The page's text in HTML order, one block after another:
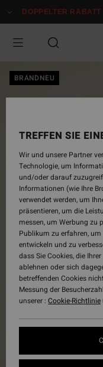
zur
springen
DOPPELTER RABATT
BRANDNEU
TREFFEN SIE
Wir und unsere Partner
Technologie, um
und/oder darauf
Informationen (wie Ihre
verwendet werden, um
präsentieren, um die
messen, um Werbung zu
Publikum zu erfahren,
entwickeln und zu
dass Sie Cookies, die
ablehnen oder sich
betreffenden Cookies
Messung der
unserer : Cookie-Richtlinie